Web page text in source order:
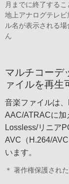
月までに終了する
地上アナログテレビ
ル名が表示される
ん
マルチコーデ
ァイルを再生
音楽ファイルは
AAC/ATRACに加
Lossless/リニア
AVC（H.264/
います。
＊ 著作権保護され